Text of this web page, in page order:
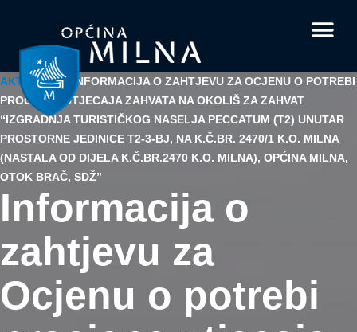
AKTUALNO/
INFORMACIJA O ZAHTJEVU ZA OCJENU O POTREBI
PROCJENE UTJECAJA ZAHVATA NA OKOLIŠ ZA ZAHVAT
“IZGRADNJA TURISTIČKOG NASELJA PECCATUM (T2) UNUTAR
PROSTORNE JEDINICE T2-3-BJ, NA K.Č.BR. 2470/1 K.O. MILNA
(NASTALA OD DIJELA K.Č.BR.2470 K.O. MILNA), OPĆINA MILNA,
OTOK BRAČ, SDŽ”
Informacija o
zahtjevu za
Ocjenu o potrebi